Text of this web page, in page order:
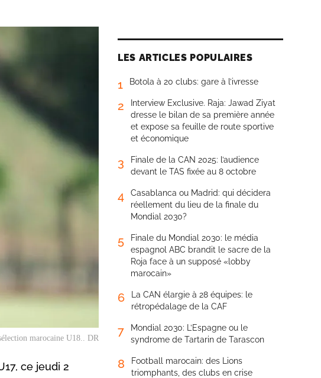
marocaine U18.. DR
ce jeudi 2
LES ARTICLES POPULAIRES
1 Botola à 20 clubs: gare à l’ivresse
2
Interview Exclusive. Raja: Jawad Ziyat
dresse le bilan de sa première année
et expose sa feuille de route sportive
et économique
3
Finale de la CAN 2025: l’audience
devant le TAS fixée au 8 octobre
4
Casablanca ou Madrid: qui décidera
réellement du lieu de la finale du
Mondial 2030?
5
Finale du Mondial 2030: le média
espagnol ABC brandit le sacre de la
Roja face à un supposé «lobby
marocain»
6
La CAN élargie à 28 équipes: le
rétropédalage de la CAF
7
Mondial 2030: L’Espagne ou le
syndrome de Tartarin de Tarascon
8
Football marocain: des Lions
triomphants, des clubs en crise